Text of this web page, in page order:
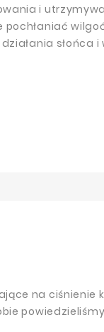
i
pochłaniać
słońca i
na ciśnienie